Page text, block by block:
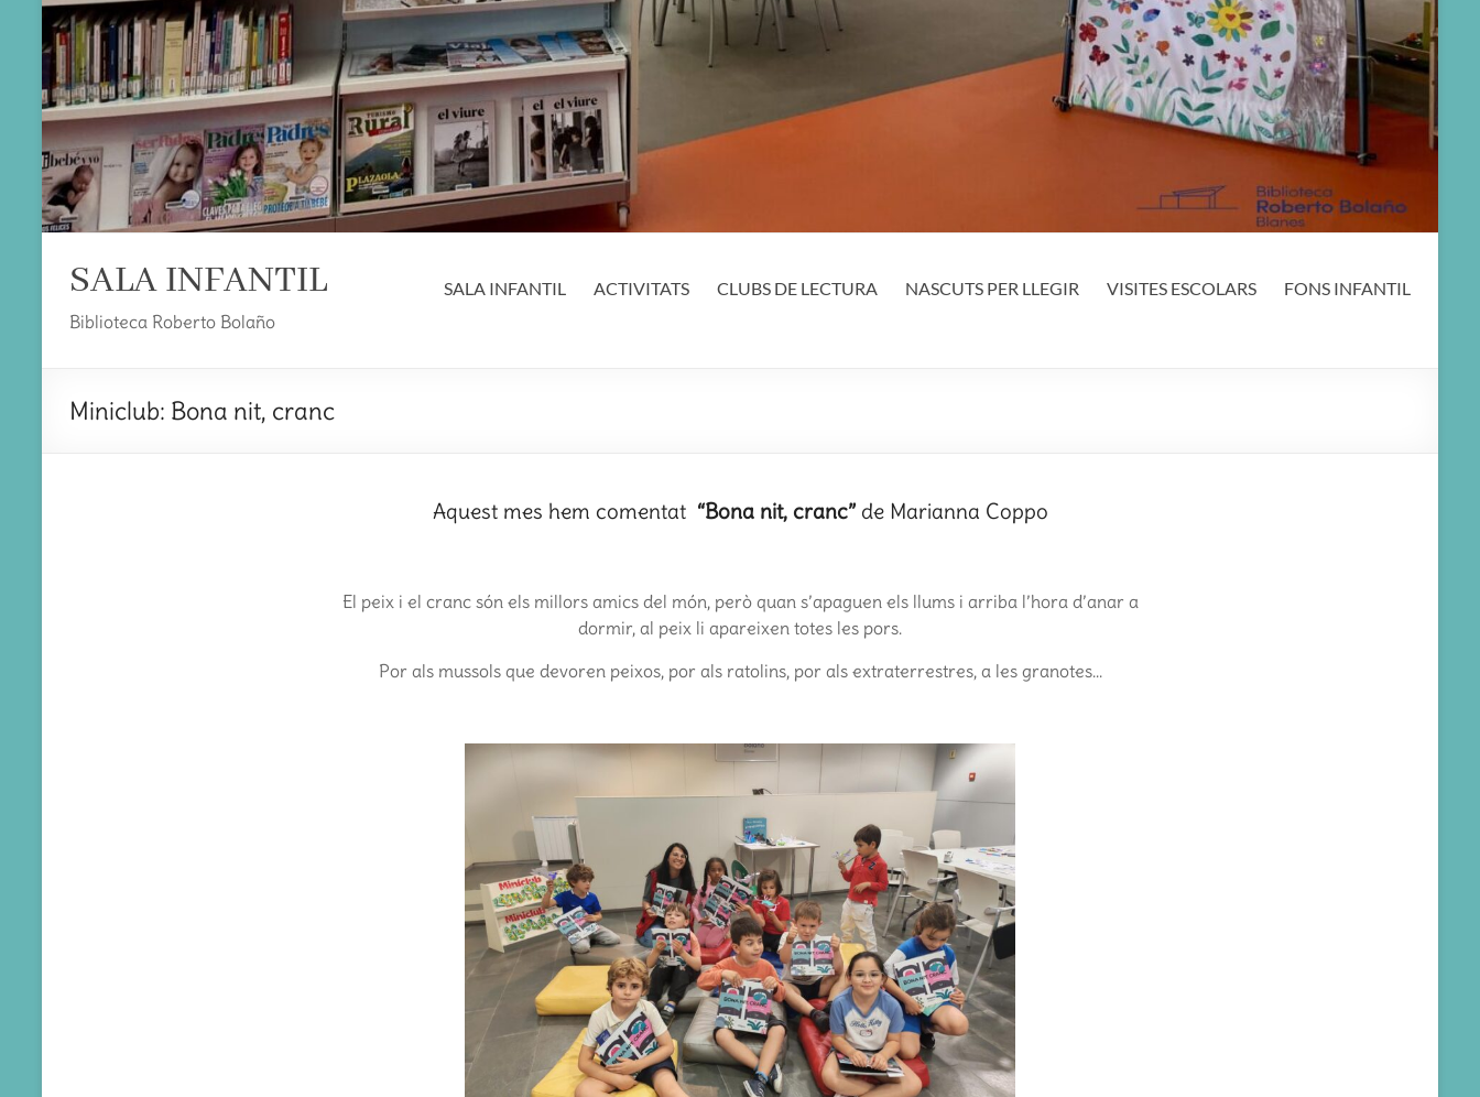
SALA INFANTIL
Biblioteca Roberto Bolaño
SALA INFANTIL ACTIVITATS CLUBS DE LECTURA NASCUTS PER LLEGIR VISITES ESCOLARS FONS INFANTIL
Miniclub: Bona nit, cranc
Aquest mes hem comentat “Bona nit, cranc” de Marianna Coppo
El peix i el cranc són els millors amics del món, però quan s’apaguen els llums i arriba l’hora d’anar a
dormir, al peix li apareixen totes les pors.
Por als mussols que devoren peixos, por als ratolins, por als extraterrestres, a les granotes…